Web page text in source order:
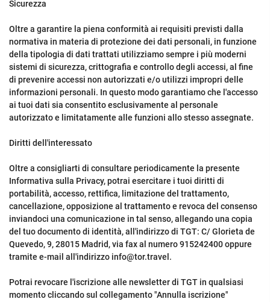
Sicurezza
Oltre a garantire la piena conformità ai requisiti previsti dalla
normativa in materia di protezione dei dati personali, in funzione
della tipologia di dati trattati utilizziamo sempre i più moderni
sistemi di sicurezza, crittografia e controllo degli accessi, al fine
di prevenire accessi non autorizzati e/o utilizzi impropri delle
informazioni personali. In questo modo garantiamo che l'accesso
ai tuoi dati sia consentito esclusivamente al personale
autorizzato e limitatamente alle funzioni allo stesso assegnate.
Diritti dell'interessato
Oltre a consigliarti di consultare periodicamente la presente
Informativa sulla Privacy, potrai esercitare i tuoi diritti di
portabilità, accesso, rettifica, limitazione del trattamento,
cancellazione, opposizione al trattamento e revoca del consenso
inviandoci una comunicazione in tal senso, allegando una copia
del tuo documento di identità, all'indirizzo di TGT: C/ Glorieta de
Quevedo, 9, 28015 Madrid, via fax al numero 915242400 oppure
tramite e-mail all'indirizzo info@tor.travel.
Potrai revocare l'iscrizione alle newsletter di TGT in qualsiasi
momento cliccando sul collegamento "Annulla iscrizione"